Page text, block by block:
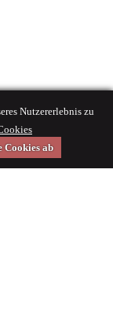
Nutzererlebnis zu
Cookies ab